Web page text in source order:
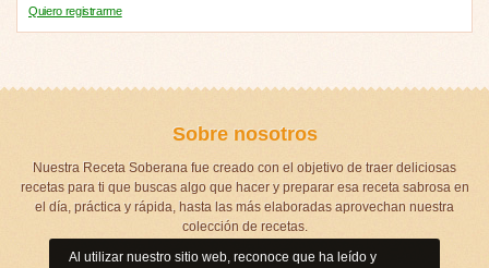
Quiero registrarme
Sobre nosotros
Nuestra Receta Soberana fue creado con el objetivo de traer deliciosas
recetas para ti que buscas algo que hacer y preparar esa receta sabrosa en
el día, práctica y rápida, hasta las más elaboradas aprovechan nuestra
colección de recetas.
Al utilizar nuestro sitio web, reconoce que ha leído y